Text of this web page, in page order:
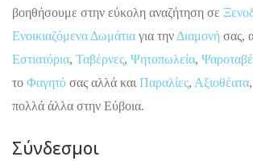
βοηθήσουμε στην εύκολη αναζήτηση σε
Ενοικιαζόμενα Δωμάτια για την Διαμονή σας,
Εστιατόρια, Ταβέρνες, Ψητοπωλεία,
το Φαγητό σας αλλά και Παραλίες, Αξιοθέατα,
πολλά άλλα στην Εύβοια.
Σύνδεσμοι